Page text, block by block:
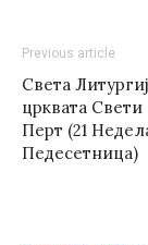
Previous article
Света
црквата
Перт (21
Педесетница)